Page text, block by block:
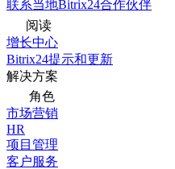
联系当地Bitrix24合作伙伴
阅读
增长中心
Bitrix24提示和更新
解决方案
角色
市场营销
HR
项目管理
客户服务